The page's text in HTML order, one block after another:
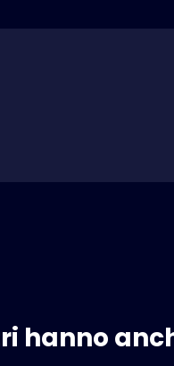
hanno